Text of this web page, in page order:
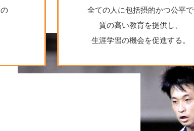
全ての人に包括摂的かつ公平で
質の高い教育を提供し、
生涯学習の機会を促進する。